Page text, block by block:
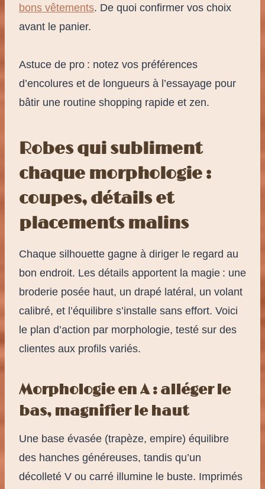
bons vêtements. De quoi confirmer vos choix
avant le panier.
Astuce de pro : notez vos préférences
d’encolures et de longueurs à l’essayage pour
bâtir une routine shopping rapide et zen.
Robes qui subliment
chaque morphologie :
coupes, détails et
placements malins
Chaque silhouette gagne à diriger le regard au
bon endroit. Les détails apportent la magie : une
broderie posée haut, un drapé latéral, un volant
calibré, et l’équilibre s’installe sans effort. Voici
le plan d’action par morphologie, testé sur des
clientes aux profils variés.
Morphologie en A : alléger le
bas, magnifier le haut
Une base évasée (trapèze, empire) équilibre
des hanches généreuses, tandis qu’un
décolleté V ou carré illumine le buste. Imprimés